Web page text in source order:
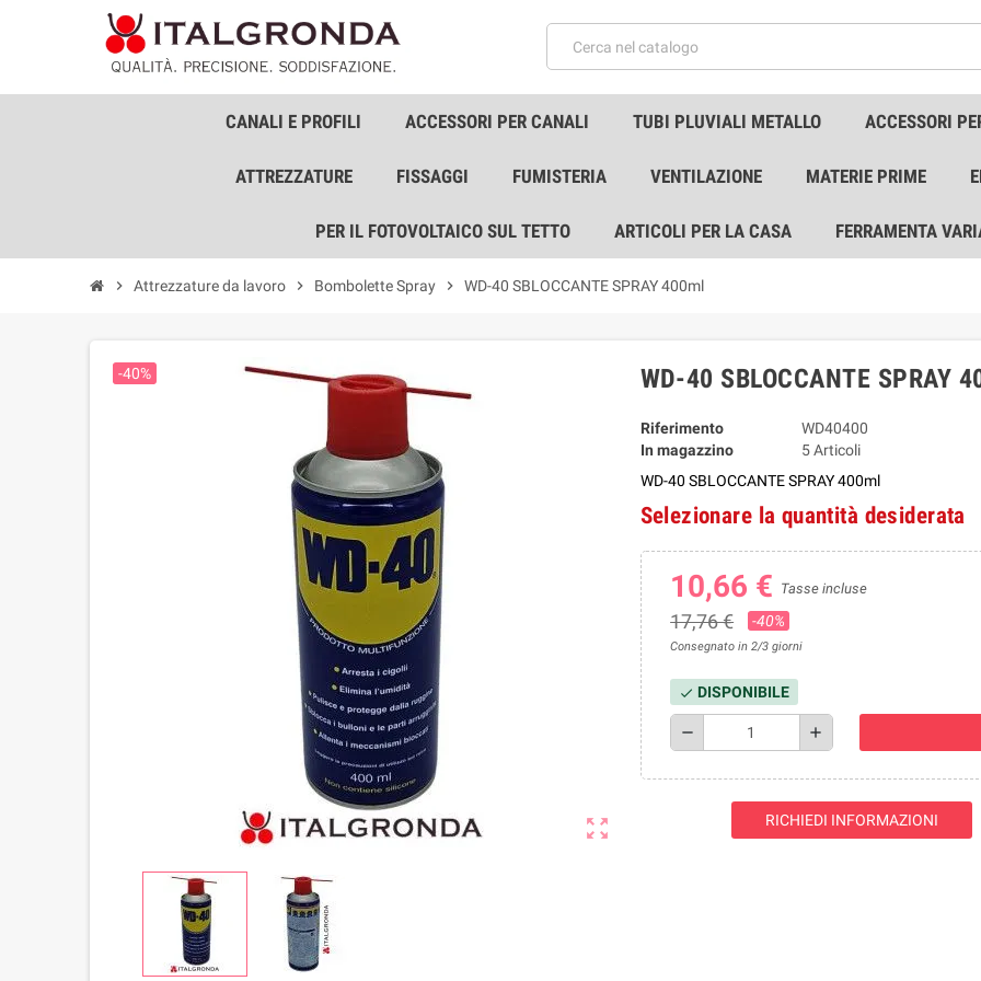
CANALI E PROFILI ACCESSORI PER CANALI TUBI PLUVIALI METALLO ACCESSORI
ATTREZZATURE FISSAGGI FUMISTERIA VENTILAZIONE MATERIE PRIME
PER IL FOTOVOLTAICO SUL TETTO ARTICOLI PER LA CASA FERRAMENTA
chevron_right Attrezzature da lavoro chevron_right Bombolette Spray chevron_right WD-40 SBLOCCANTE SPRAY 400ml
zoom_out_map
-40% WD-40 SBLOCCANTE SPRAY
Riferimento
WD40400
In magazzino
5 Articoli
WD-40 SBLOCCANTE SPRAY 400ml
Selezionare la quantità desiderata
10,66 € Tasse incluse
17,76 € -40%
Consegnato in 2/3 giorni
check DISPONIBILE
remove add
RICHIEDI INFORMAZIONI